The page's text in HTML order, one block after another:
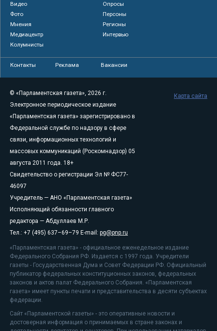
Видео
Опросы
Фото
Персоны
Мнения
Регионы
Медиацентр
Интервью
Колумнисты
Контакты Реклама Вакансии
© «Парламентская газета», 2026 г.
Электронное периодическое издание
«Парламентская газета» зарегистрировано в
Федеральной службе по надзору в сфере
связи, информационных технологий и
массовых коммуникаций (Роскомнадзор) 05
августа 2011 года. 18+
Свидетельство о регистрации Эл № ФС77-
46097
Учредитель — АНО «Парламентская газета»
Исполняющий обязанности главного
редактора — Абдуллаев М.Р.
Тел.: +7 (495) 637–69–79 E-mail: pg@pnp.ru
«Парламентская газета» - официальное еженедельное издание
Федерального Собрания РФ. Издается с 1997 года. Учредители
газеты - Государственная Дума и Совет Федерации РФ. Официальный
публикатор федеральных конституционных законов, федеральных
законов и актов палат Федерального Собрания. «Парламентская
газета» имеет пункты печати и представительства в десяти субъектах
федерации.
Сайт «Парламентской газеты» - это оперативные новости и
достоверная информация о принимаемых в стране законах и
Карта сайта